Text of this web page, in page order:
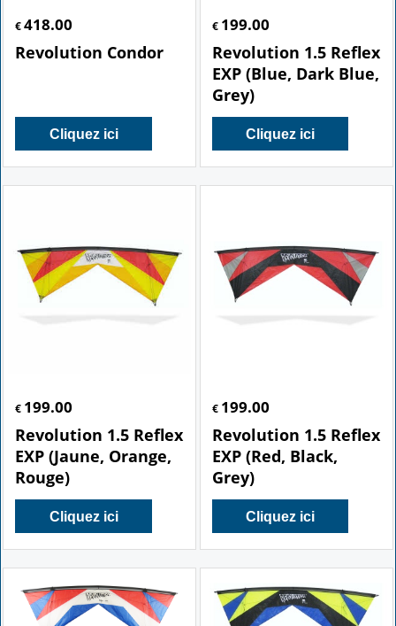
€ 418.00
Revolution Condor
Cliquez ici
€ 199.00
Revolution 1.5 Reflex
EXP (Blue, Dark Blue,
Grey)
Cliquez ici
€ 199.00
Revolution 1.5 Reflex
EXP (Jaune, Orange,
Rouge)
Cliquez ici
€ 199.00
Revolution 1.5 Reflex
EXP (Red, Black,
Grey)
Cliquez ici